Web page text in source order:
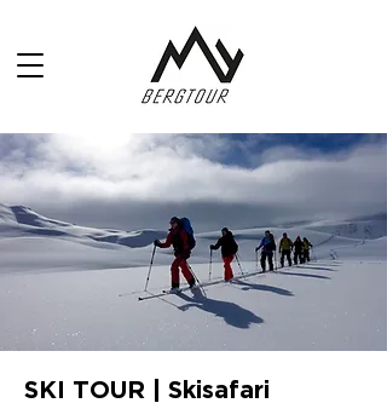
SKI TOUR | Skisafari